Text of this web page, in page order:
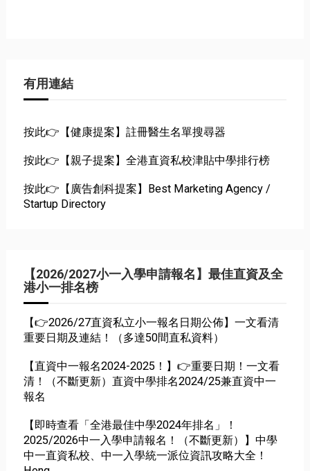
有用連結
按此👉【健康提案】註冊醫生名單搜尋器
按此👉【親子提案】全港直資私校津貼中學排行榜
按此👉【廣告創科提案】Best Marketing Agency /
Startup Directory
【2026/2027小一入學申請報名】最佳直資及全
港小一排名榜
【👉2026/27直資私立小一報名日期公佈】一文看清
重要日期及連結！（多達50間直私資料）
【直資中一報名2024-2025！】👉重要日期！一文看
清！（不斷更新）直資中學排名2024/25兼直資中一
報名
【即時查看「全港最佳中學2024年排名」！
2025/2026中一入學申請報名！（不斷更新）】中學
中一直資私校、中一入學統一派位資訊攻略大全！